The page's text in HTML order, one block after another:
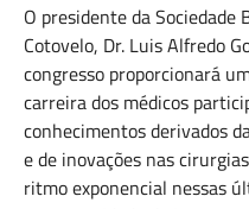
O presidente da
Cotovelo, Dr. Luis Alfredo
congresso proporcionará
carreira dos médicos
conhecimentos derivados
e de inovações nas
ritmo exponencial nessas